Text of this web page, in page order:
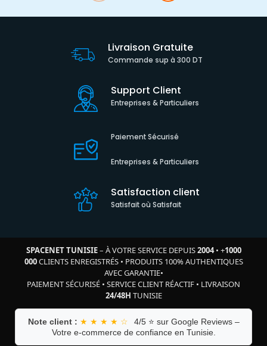
Livraison Gratuite
Commande sup à 300 DT
Support Client
Entreprises & Particuliers
Paiement Sécurisé
Entreprises & Particuliers
Satisfaction client
Satisfait où Satisfait
SPACENET TUNISIE– À VOTRE SERVICE DEPUIS2004• +1000
000CLIENTS ENREGISTRÉS• PRODUITS 100% AUTHENTIQUES
AVEC GARANTIE•
PAIEMENT SÉCURISÉ • SERVICE CLIENT RÉACTIF • LIVRAISON
24/48H TUNISIE
Note client : ★ ★ ★ ★ ☆
4/5 ⭐ sur Google Reviews –
Votre e-commerce de confiance en Tunisie.